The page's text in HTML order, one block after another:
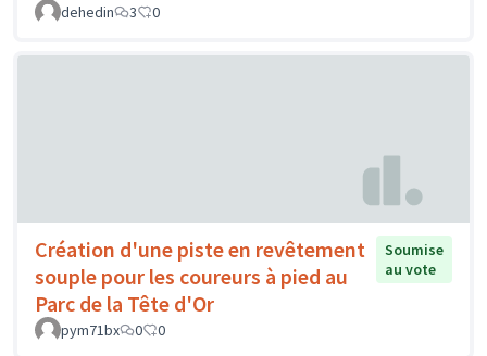
dehedin
3 0
Création d'une piste en revêtement
souple pour les coureurs à pied au
Parc de la Tête d'Or
Soumise
au vote
pym71bx 0 0